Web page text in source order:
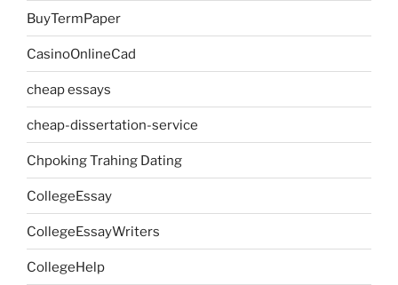
BuyTermPaper
CasinoOnlineCad
cheap essays
cheap-dissertation-service
Chpoking Trahing Dating
CollegeEssay
CollegeEssayWriters
CollegeHelp